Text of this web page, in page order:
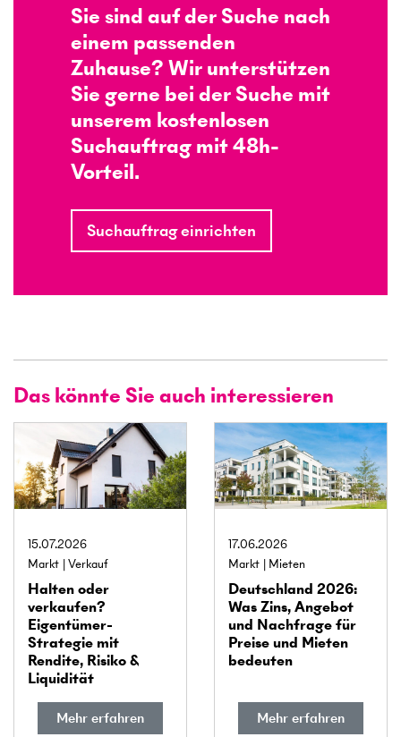
Sie sind auf der Suche nach
einem passenden
Zuhause? Wir unterstützen
Sie gerne bei der Suche mit
unserem kostenlosen
Suchauftrag mit 48h-
Vorteil.
Suchauftrag einrichten
Das könnte Sie auch interessieren
15.07.2026
Markt Verkauf
Halten oder
verkaufen?
Eigentümer-
Strategie mit
Rendite, Risiko &
Liquidität
Mehr erfahren
17.06.2026
Markt Mieten
Deutschland 2026:
Was Zins, Angebot
und Nachfrage für
Preise und Mieten
bedeuten
Mehr erfahren